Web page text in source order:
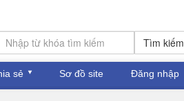
Tìm kiếm
sẻ Sơ đồ site Đăng nhập